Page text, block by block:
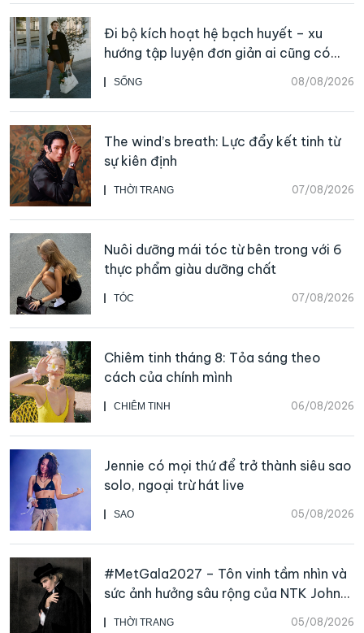
SỐNG 08/08/2026
Đi bộ kích hoạt hệ bạch huyết – xu
hướng tập luyện đơn giản ai cũng có
thể bắt đầu
THỜI TRANG 07/08/2026
The wind’s breath: Lực đẩy kết tinh từ
sự kiên định
TÓC 07/08/2026
Nuôi dưỡng mái tóc từ bên trong với 6
thực phẩm giàu dưỡng chất
CHIÊM TINH 06/08/2026
Chiêm tinh tháng 8: Tỏa sáng theo
cách của chính mình
SAO 05/08/2026
Jennie có mọi thứ để trở thành siêu sao
solo, ngoại trừ hát live
THỜI TRANG 05/08/2026
#MetGala2027 – Tôn vinh tầm nhìn và
sức ảnh hưởng sâu rộng của NTK John
Galliano